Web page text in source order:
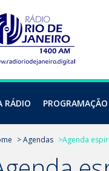
RÁDIO PROGRAMAÇÃO
> Agendas >Agenda